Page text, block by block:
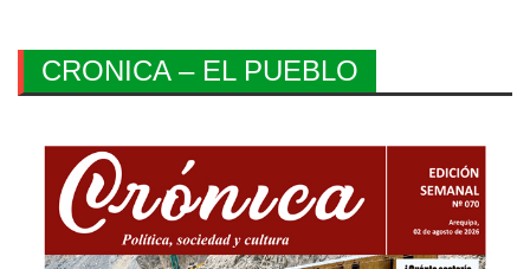
CRONICA – EL PUEBLO